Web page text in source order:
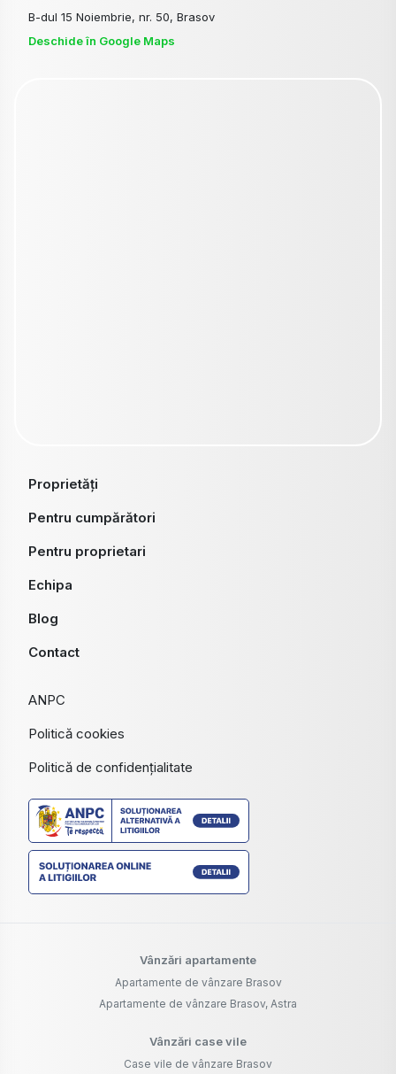
B-dul 15 Noiembrie, nr. 50, Brasov
Deschide în Google Maps
Proprietăți
Pentru cumpărători
Pentru proprietari
Echipa
Blog
Contact
ANPC
Politică cookies
Politică de confidențialitate
Vânzări apartamente
Apartamente de vânzare Brasov
Apartamente de vânzare Brasov, Astra
Vânzări case vile
Case vile de vânzare Brasov